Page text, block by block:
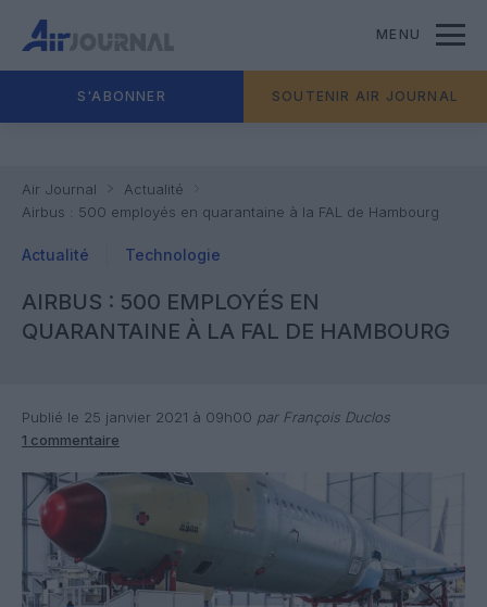
MENU
S'ABONNER SOUTENIR AIR JOURNAL
Air Journal
Actualité
Airbus : 500 employés en quarantaine à la FAL de Hambourg
Actualité Technologie
AIRBUS : 500 EMPLOYÉS EN
QUARANTAINE À LA FAL DE HAMBOURG
Publié le 25 janvier 2021 à 09h00 par François Duclos
1 commentaire